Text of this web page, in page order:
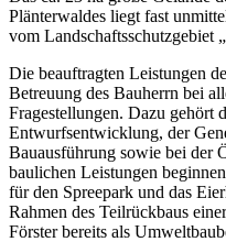
Plänterwaldes liegt fast
vom Landschaftsschutzgebiet
Die beauftragten Leistungen
Betreuung des Bauherrn bei
Fragestellungen. Dazu gehört
Entwurfsentwicklung, der
Bauausführung sowie bei der
baulichen Leistungen
für den Spreepark und das
Rahmen des Teilrückbaus
Förster bereits als